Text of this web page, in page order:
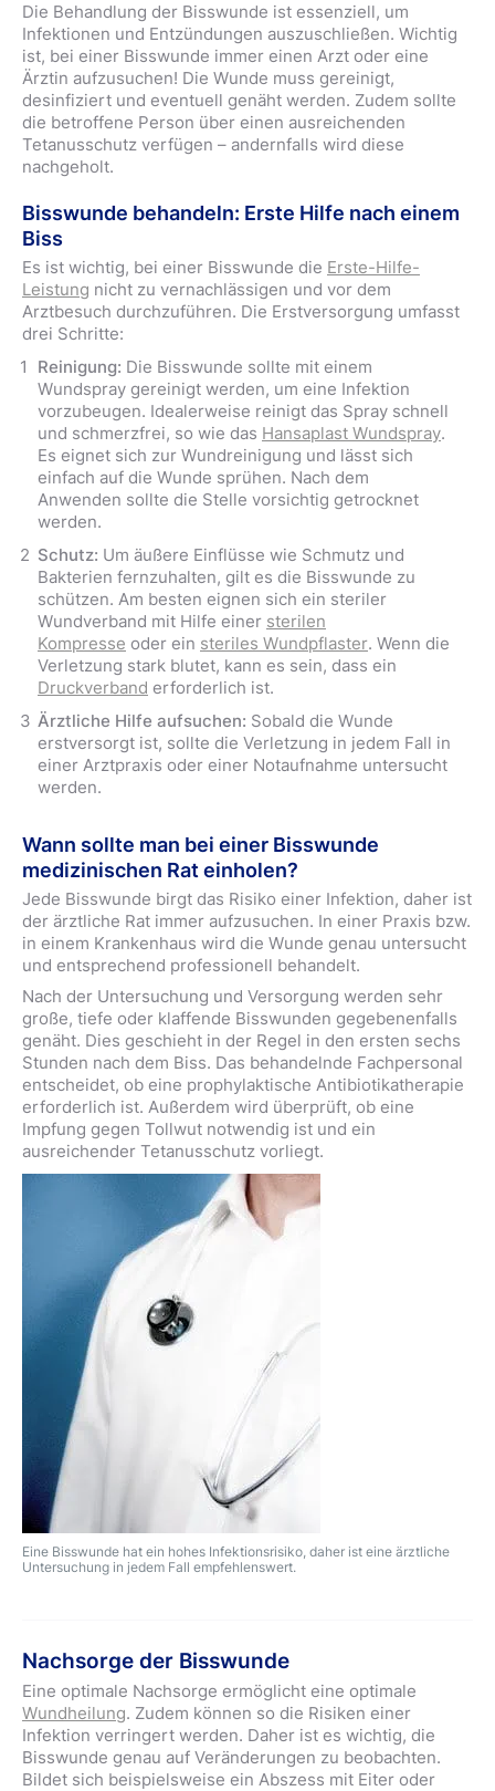
Die Behandlung der Bisswunde ist essenziell, um
Infektionen und Entzündungen auszuschließen. Wichtig
ist, bei einer Bisswunde immer einen Arzt oder eine
Ärztin aufzusuchen! Die Wunde muss gereinigt,
desinfiziert und eventuell genäht werden. Zudem sollte
die betroffene Person über einen ausreichenden
Tetanusschutz verfügen – andernfalls wird diese
nachgeholt.
Bisswunde behandeln: Erste Hilfe nach einem
Biss
Es ist wichtig, bei einer Bisswunde die Erste-Hilfe-
Leistung nicht zu vernachlässigen und vor dem
Arztbesuch durchzuführen. Die Erstversorgung umfasst
drei Schritte:
Reinigung: Die Bisswunde sollte mit einem
Wundspray gereinigt werden, um eine Infektion
vorzubeugen. Idealerweise reinigt das Spray schnell
und schmerzfrei, so wie das Hansaplast Wundspray.
Es eignet sich zur Wundreinigung und lässt sich
einfach auf die Wunde sprühen. Nach dem
Anwenden sollte die Stelle vorsichtig getrocknet
werden.
Schutz: Um äußere Einflüsse wie Schmutz und
Bakterien fernzuhalten, gilt es die Bisswunde zu
schützen. Am besten eignen sich ein steriler
Wundverband mit Hilfe einer sterilen
Kompresse oder ein steriles Wundpflaster. Wenn die
Verletzung stark blutet, kann es sein, dass ein
Druckverband erforderlich ist.
Ärztliche Hilfe aufsuchen: Sobald die Wunde
erstversorgt ist, sollte die Verletzung in jedem Fall in
einer Arztpraxis oder einer Notaufnahme untersucht
werden.
Wann sollte man bei einer Bisswunde
medizinischen Rat einholen?
Eine Bisswunde hat ein hohes Infektionsrisiko, daher ist eine ärztliche
Untersuchung in jedem Fall empfehlenswert.
Jede Bisswunde birgt das Risiko einer Infektion, daher ist
der ärztliche Rat immer aufzusuchen. In einer Praxis bzw.
in einem Krankenhaus wird die Wunde genau untersucht
und entsprechend professionell behandelt.
Nach der Untersuchung und Versorgung werden sehr
große, tiefe oder klaffende Bisswunden gegebenenfalls
genäht. Dies geschieht in der Regel in den ersten sechs
Stunden nach dem Biss. Das behandelnde Fachpersonal
entscheidet, ob eine prophylaktische Antibiotikatherapie
erforderlich ist. Außerdem wird überprüft, ob eine
Impfung gegen Tollwut notwendig ist und ein
ausreichender Tetanusschutz vorliegt.
Nachsorge der Bisswunde
Eine optimale Nachsorge ermöglicht eine optimale
Wundheilung. Zudem können so die Risiken einer
Infektion verringert werden. Daher ist es wichtig, die
Bisswunde genau auf Veränderungen zu beobachten.
Bildet sich beispielsweise ein Abszess mit Eiter oder